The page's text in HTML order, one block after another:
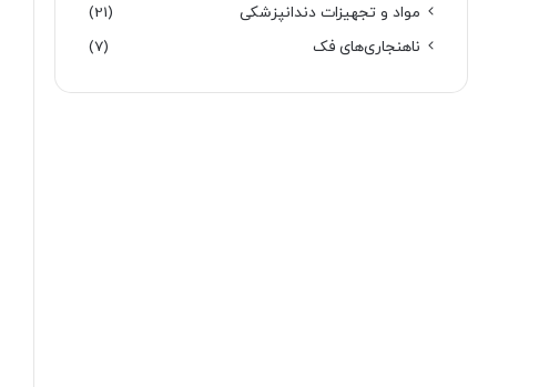
مواد و تجهیزات دندانپزشکی
(21)
ناهنجاری‌های فک
(7)